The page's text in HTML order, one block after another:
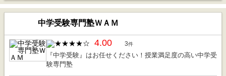
中学受験専門塾ＷＡＭ
4.00 3件
『中学受験』はお任せください！授業満足度の高い中学受
験専門塾